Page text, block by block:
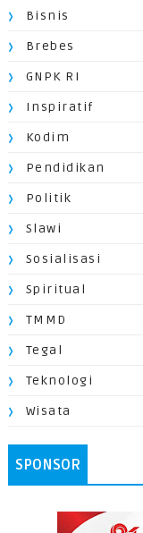
Bisnis
Brebes
GNPK RI
Inspiratif
Kodim
Pendidikan
Politik
Slawi
Sosialisasi
Spiritual
TMMD
Tegal
Teknologi
Wisata
SPONSOR